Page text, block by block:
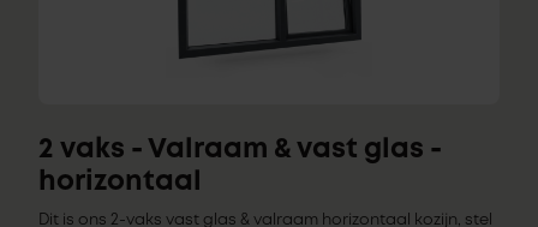
2 vaks - Valraam & vast glas -
horizontaal
Dit is ons 2-vaks vast glas & valraam horizontaal kozijn, stel